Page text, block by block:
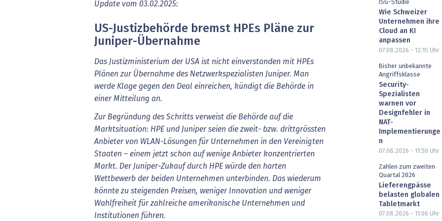
Update vom 03.02.2025:
US-Justizbehörde bremst HPEs Pläne zur
Juniper-Übernahme
Das Justizministerium der USA ist nicht einverstanden mit HPEs
Plänen zur Übernahme des Netzwerkspezialisten Juniper. Man
werde Klage gegen den Deal einreichen, kündigt die Behörde in
einer Mitteilung an.
Zur Begründung des Schritts verweist die Behörde auf die
Marktsituation: HPE und Juniper seien die zweit- bzw. drittgrössten
Anbieter von WLAN-Lösungen für Unternehmen in den Vereinigten
Staaten – einem jetzt schon auf wenige Anbieter konzentrierten
Markt. Der Juniper-Zukauf durch HPE würde den harten
Wettbewerb der beiden Unternehmen unterbinden. Das wiederum
könnte zu steigenden Preisen, weniger Innovation und weniger
Wahlfreiheit für zahlreiche amerikanische Unternehmen und
Institutionen führen.
ISG-Studie
Wie Schweizer
Unternehmen ihre
Cloud an KI
anpassen
07.08.2026 - 12:15 Uhr
Bisher unbekannte
Angriffsklasse
Security-
Spezialisten
warnen vor
Designfehler in
NAT-
Implementierunge
n
07.08.2026 - 11:50 Uhr
Zahlen zum zweiten
Quartal 2026
Lieferengpässe
belasten globalen
Tabletmarkt
07.08.2026 - 11:06 Uhr